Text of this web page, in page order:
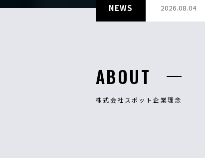
NEWS 2026.08.04
ABOUT
株式会社スポット企業理念